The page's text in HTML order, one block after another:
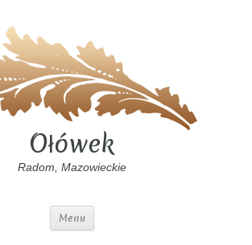
Ołówek
Radom, Mazowieckie
Menu